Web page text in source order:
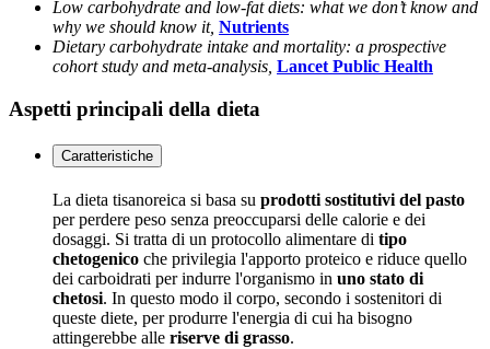
Low carbohydrate and low-fat diets: what we don’t know and
why we should know it, Nutrients
Dietary carbohydrate intake and mortality: a prospective
cohort study and meta-analysis, Lancet Public Health
Aspetti principali della dieta
Caratteristiche
La dieta tisanoreica si basa su prodotti sostitutivi del pasto
per perdere peso senza preoccuparsi delle calorie e dei
dosaggi. Si tratta di un protocollo alimentare di tipo
chetogenico che privilegia l'apporto proteico e riduce quello
dei carboidrati per indurre l'organismo in uno stato di
chetosi. In questo modo il corpo, secondo i sostenitori di
queste diete, per produrre l'energia di cui ha bisogno
attingerebbe alle riserve di grasso.